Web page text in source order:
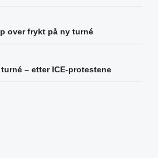
over frykt på ny turné
– etter ICE-protestene